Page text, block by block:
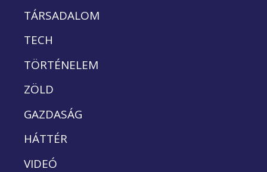
TÁRSADALOM
TECH
TÖRTÉNELEM
ZÖLD
GAZDASÁG
HÁTTÉR
VIDEÓ